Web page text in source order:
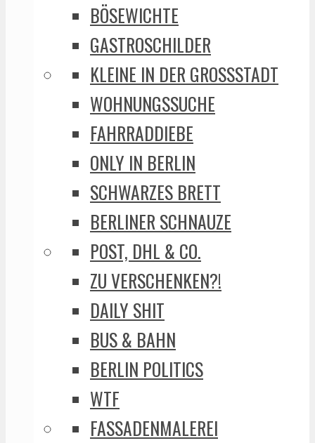
BÖSEWICHTE
GASTROSCHILDER
KLEINE IN DER GROSSSTADT
WOHNUNGSSUCHE
FAHRRADDIEBE
ONLY IN BERLIN
SCHWARZES BRETT
BERLINER SCHNAUZE
POST, DHL & CO.
ZU VERSCHENKEN?!
DAILY SHIT
BUS & BAHN
BERLIN POLITICS
WTF
FASSADENMALEREI